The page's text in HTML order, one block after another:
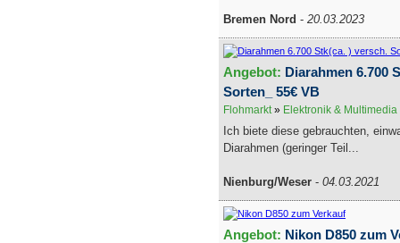
Bremen Nord - 20.03.2023
Angebot: Diarahmen 6.700
Sorten_ 55€ VB
Flohmarkt» Elektronik & Multimedia
Ich biete diese gebrauchten,
Diarahmen (geringer Teil...
Nienburg/Weser - 04.03.2021
Angebot: Nikon D850 zum